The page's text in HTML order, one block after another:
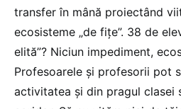
transfer în mână proiectând
ecosisteme „de fițe”. 38 de
elită”? Niciun impediment,
Profesoarele și profesorii pot
activitatea și din pragul clasei